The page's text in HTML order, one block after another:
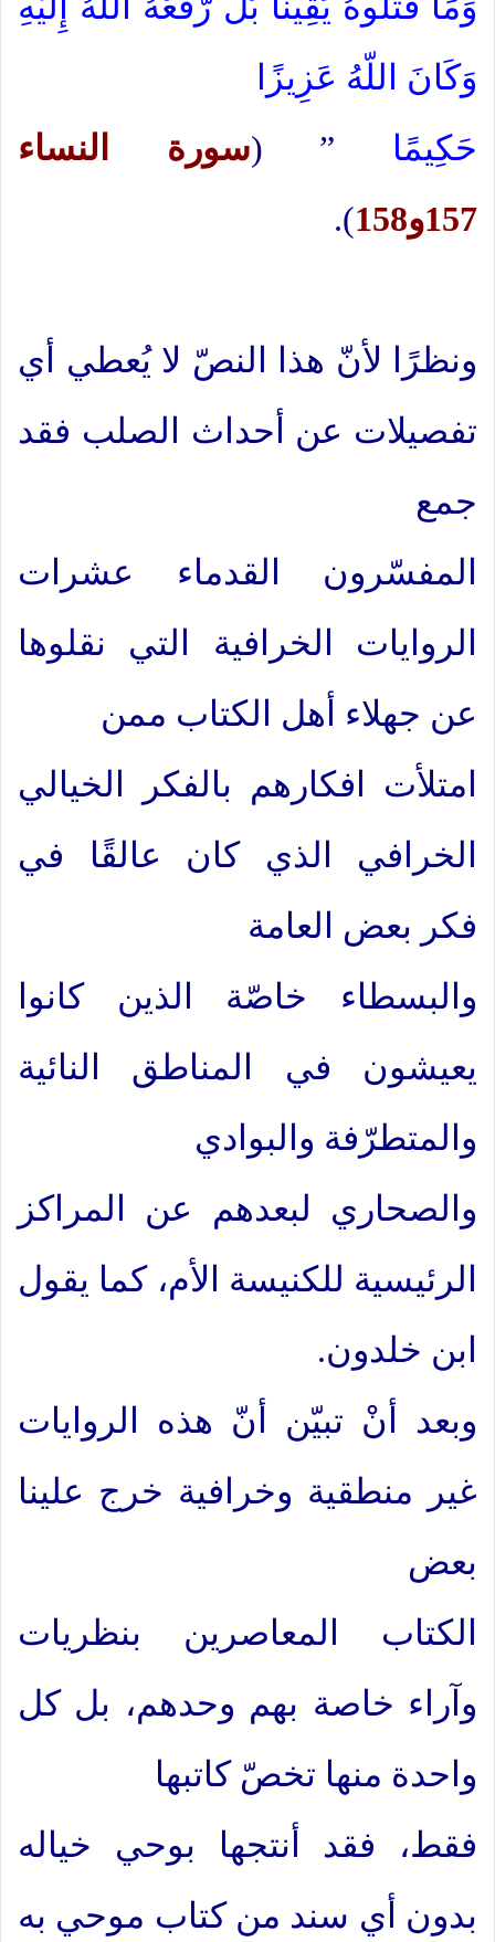
وَكَانَ اللّهُ عَزِيزًا
حَكِيمًا ” (سورة النساء
157و158
).
ونظرًا لأنّ هذا النصّ لا يُعطي أي
تفصيلات عن أحداث الصلب فقد
جمع
المفسّرون القدماء عشرات
الروايات الخرافية التي نقلوها
عن جهلاء أهل الكتاب ممن
امتلأت افكارهم بالفكر الخيالي
الخرافي الذي كان عالقًا في
فكر بعض العامة
والبسطاء خاصّة الذين كانوا
يعيشون في المناطق النائية
والمتطرّفة والبوادي
والصحاري لبعدهم عن المراكز
الرئيسية للكنيسة الأم، كما يقول
ابن خلدون.
وبعد أنْ تبيّن أنّ هذه الروايات
غير منطقية وخرافية خرج علينا
بعض
الكتاب المعاصرين بنظريات
وآراء خاصة بهم وحدهم، بل كل
واحدة منها تخصّ كاتبها
فقط، فقد أنتجها بوحي خياله
بدون أي سند من كتاب موحي به